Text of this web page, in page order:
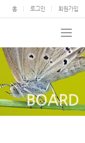
홈 로그인 회원가입
BOARD